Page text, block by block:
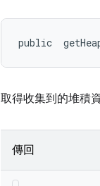
public
取得收集到的堆積
傳回